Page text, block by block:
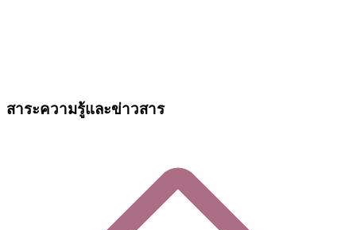
สาระความรู้และข่าวสาร